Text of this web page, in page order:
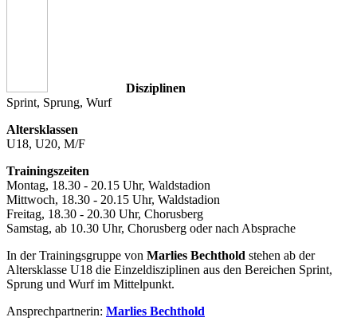
Disziplinen
Sprint, Sprung, Wurf
Altersklassen
U18, U20, M/F
Trainingszeiten
Montag, 18.30 - 20.15 Uhr, Waldstadion
Mittwoch, 18.30 - 20.15 Uhr, Waldstadion
Freitag, 18.30 - 20.30 Uhr, Chorusberg
Samstag, ab 10.30 Uhr, Chorusberg oder nach Absprache
In der Trainingsgruppe von Marlies Bechthold stehen ab der
Altersklasse U18 die Einzeldisziplinen aus den Bereichen Sprint,
Sprung und Wurf im Mittelpunkt.
Ansprechpartnerin: Marlies Bechthold